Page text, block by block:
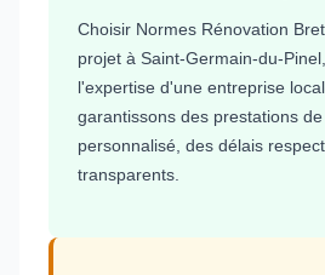
Choisir Normes Rénovation
projet à Saint-Germain-du-
l'expertise d'une entreprise
garantissons des prestations
personnalisé, des délais
transparents.